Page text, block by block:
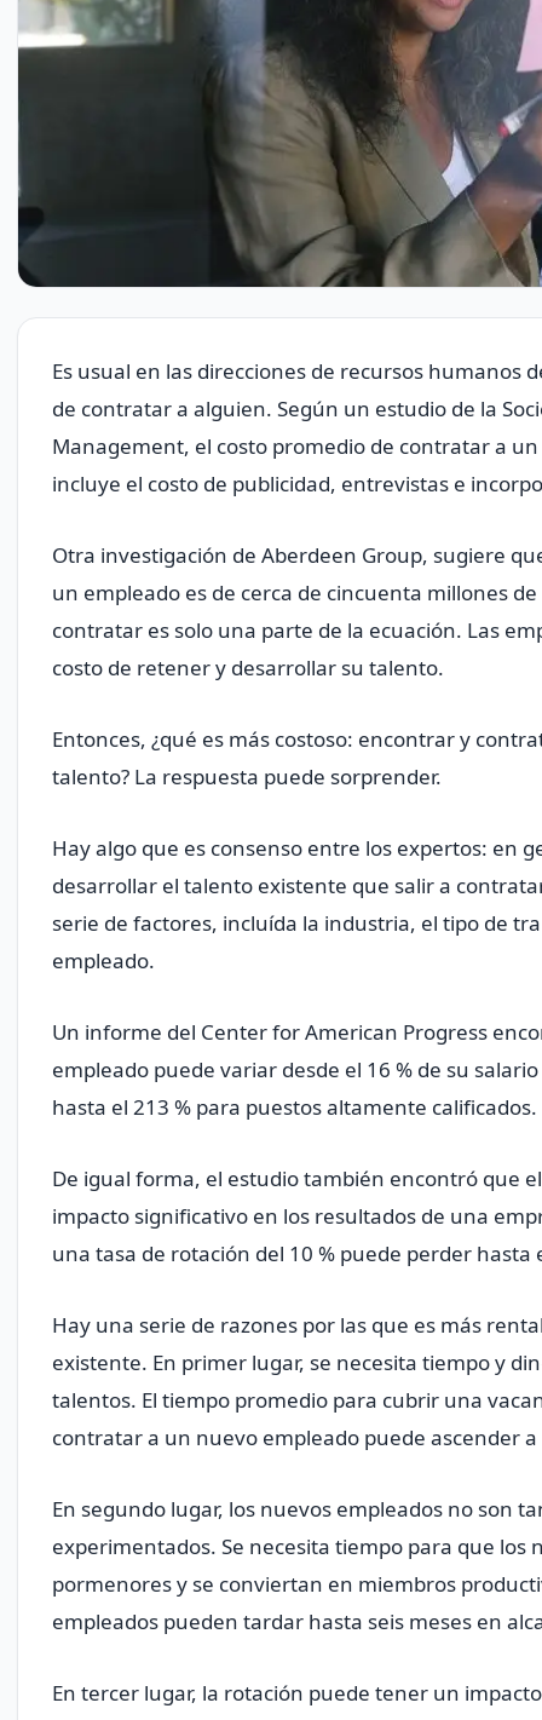
Es usual en las direcciones de recursos humanos
de contratar a alguien. Según un estudio de la
Management, el costo promedio de contratar a
incluye el costo de publicidad, entrevistas e
Otra investigación de Aberdeen Group, sugiere
un empleado es de cerca de cincuenta millones
contratar es solo una parte de la ecuación. Las
costo de retener y desarrollar su talento.
Entonces, ¿qué es más costoso: encontrar y
talento? La respuesta puede sorprender.
Hay algo que es consenso entre los expertos: en
desarrollar el talento existente que salir a
serie de factores, incluída la industria, el tipo de
empleado.
Un informe del Center for American Progress
empleado puede variar desde el 16 % de su
hasta el 213 % para puestos altamente calificados.
De igual forma, el estudio también encontró que
impacto significativo en los resultados de una
una tasa de rotación del 10 % puede perder hasta
Hay una serie de razones por las que es más
existente. En primer lugar, se necesita tiempo y
talentos. El tiempo promedio para cubrir una
contratar a un nuevo empleado puede ascender
En segundo lugar, los nuevos empleados no son
experimentados. Se necesita tiempo para que los
pormenores y se conviertan en miembros
empleados pueden tardar hasta seis meses en
En tercer lugar, la rotación puede tener un